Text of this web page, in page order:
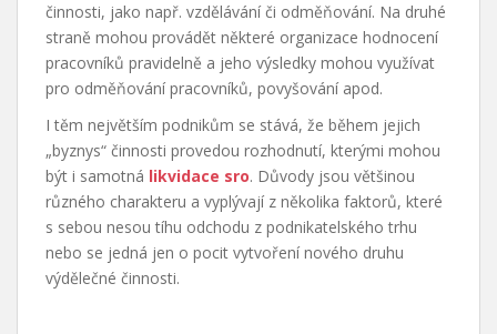
činnosti, jako např. vzdělávání či odměňování. Na druhé
straně mohou provádět některé organizace hodnocení
pracovníků pravidelně a jeho výsledky mohou využívat
pro odměňování pracovníků, povyšování apod.
I těm největším podnikům se stává, že během jejich
„byznys“ činnosti provedou rozhodnutí, kterými mohou
být i samotná likvidace sro. Důvody jsou většinou
různého charakteru a vyplývají z několika faktorů, které
s sebou nesou tíhu odchodu z podnikatelského trhu
nebo se jedná jen o pocit vytvoření nového druhu
výdělečné činnosti.